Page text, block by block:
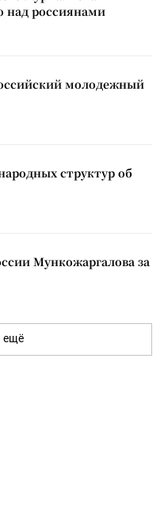
над россиянами
молодежный
структур об
Мункожаргалова за
ещё